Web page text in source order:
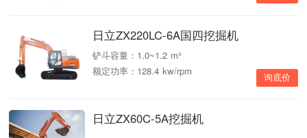
日立ZX220LC-6A国四挖掘机
铲斗容量：1.0~1.2 m³
额定功率：128.4 kw/rpm
询底价
日立ZX60C-5A挖掘机